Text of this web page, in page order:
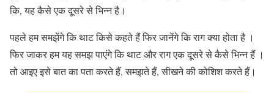
कि, यह कैसे एक दूसरे से भिन्न है।
पहले हम समझेंगे कि थाट किसे कहते हैं ‌फिर जानेंगे कि राग क्या होता है ।
फिर जाकर हम यह समझ पाएंगे कि थाट और राग एक दूसरे से कैसे भिन्न हैं ।
तो आइए इसे बात का पता करते हैं, समझते हैं, सीखने की कोशिश करते हैं।